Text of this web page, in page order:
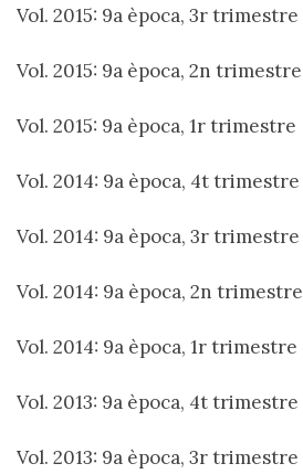
Vol. 2015: 9a època, 3r trimestre
Vol. 2015: 9a època, 2n trimestre
Vol. 2015: 9a època, 1r trimestre
Vol. 2014: 9a època, 4t trimestre
Vol. 2014: 9a època, 3r trimestre
Vol. 2014: 9a època, 2n trimestre
Vol. 2014: 9a època, 1r trimestre
Vol. 2013: 9a època, 4t trimestre
Vol. 2013: 9a època, 3r trimestre